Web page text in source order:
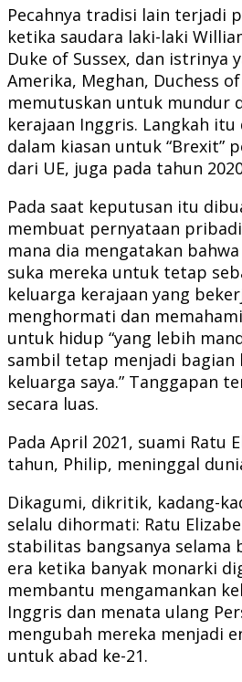
Pecahnya tradisi lain terjadi
ketika saudara laki-laki
Duke of Sussex, dan istrinya
Amerika, Meghan, Duchess of
memutuskan untuk mundur
kerajaan Inggris. Langkah itu
dalam kiasan untuk “Brexit”
dari UE, juga pada tahun
Pada saat keputusan itu
membuat pernyataan
mana dia mengatakan
suka mereka untuk tetap
keluarga kerajaan yang
menghormati dan
untuk hidup “yang lebih
sambil tetap menjadi bagian
keluarga saya.” Tanggapan
secara luas.
Pada April 2021, suami Ratu
tahun, Philip, meninggal
Dikagumi, dikritik, kadang-
selalu dihormati: Ratu
stabilitas bangsanya selama
era ketika banyak monarki
membantu mengamankan
Inggris dan menata ulang
mengubah mereka menjadi
untuk abad ke-21.